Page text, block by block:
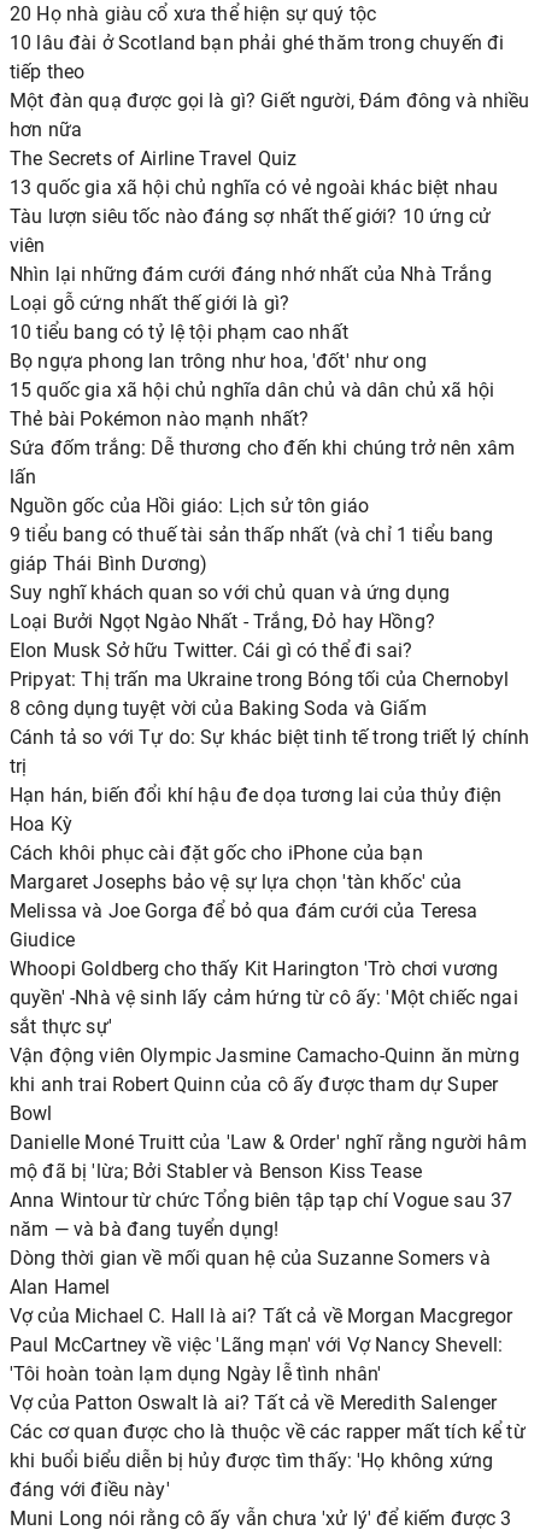
20 Họ nhà giàu cổ xưa thể hiện sự quý tộc
10 lâu đài ở Scotland bạn phải ghé thăm trong chuyến đi
tiếp theo
Một đàn quạ được gọi là gì? Giết người, Đám đông và nhiều
hơn nữa
The Secrets of Airline Travel Quiz
13 quốc gia xã hội chủ nghĩa có vẻ ngoài khác biệt nhau
Tàu lượn siêu tốc nào đáng sợ nhất thế giới? 10 ứng cử
viên
Nhìn lại những đám cưới đáng nhớ nhất của Nhà Trắng
Loại gỗ cứng nhất thế giới là gì?
10 tiểu bang có tỷ lệ tội phạm cao nhất
Bọ ngựa phong lan trông như hoa, 'đốt' như ong
15 quốc gia xã hội chủ nghĩa dân chủ và dân chủ xã hội
Thẻ bài Pokémon nào mạnh nhất?
Sứa đốm trắng: Dễ thương cho đến khi chúng trở nên xâm
lấn
Nguồn gốc của Hồi giáo: Lịch sử tôn giáo
9 tiểu bang có thuế tài sản thấp nhất (và chỉ 1 tiểu bang
giáp Thái Bình Dương)
Suy nghĩ khách quan so với chủ quan và ứng dụng
Loại Bưởi Ngọt Ngào Nhất - Trắng, Đỏ hay Hồng?
Elon Musk Sở hữu Twitter. Cái gì có thể đi sai?
Pripyat: Thị trấn ma Ukraine trong Bóng tối của Chernobyl
8 công dụng tuyệt vời của Baking Soda và Giấm
Cánh tả so với Tự do: Sự khác biệt tinh tế trong triết lý chính
trị
Hạn hán, biến đổi khí hậu đe dọa tương lai của thủy điện
Hoa Kỳ
Cách khôi phục cài đặt gốc cho iPhone của bạn
Margaret Josephs bảo vệ sự lựa chọn 'tàn khốc' của
Melissa và Joe Gorga để bỏ qua đám cưới của Teresa
Giudice
Whoopi Goldberg cho thấy Kit Harington 'Trò chơi vương
quyền' -Nhà vệ sinh lấy cảm hứng từ cô ấy: 'Một chiếc ngai
sắt thực sự'
Vận động viên Olympic Jasmine Camacho-Quinn ăn mừng
khi anh trai Robert Quinn của cô ấy được tham dự Super
Bowl
Danielle Moné Truitt của 'Law & Order' nghĩ rằng người hâm
mộ đã bị 'lừa; Bởi Stabler và Benson Kiss Tease
Anna Wintour từ chức Tổng biên tập tạp chí Vogue sau 37
năm — và bà đang tuyển dụng!
Dòng thời gian về mối quan hệ của Suzanne Somers và
Alan Hamel
Vợ của Michael C. Hall là ai? Tất cả về Morgan Macgregor
Paul McCartney về việc 'Lãng mạn' với Vợ Nancy Shevell:
'Tôi hoàn toàn lạm dụng Ngày lễ tình nhân'
Vợ của Patton Oswalt là ai? Tất cả về Meredith Salenger
Các cơ quan được cho là thuộc về các rapper mất tích kể từ
khi buổi biểu diễn bị hủy được tìm thấy: 'Họ không xứng
đáng với điều này'
Muni Long nói rằng cô ấy vẫn chưa 'xử lý' để kiếm được 3